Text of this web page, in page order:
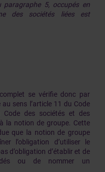
paragraphe 5, occupés en
des sociétés liées est
se vérifie donc par
sens l’article 11 du Code
des sociétés et des
la notion de groupe. Cette
que la notion de groupe
l’obligation d’utiliser le
d’obligation d’établir et de
ou de nommer un